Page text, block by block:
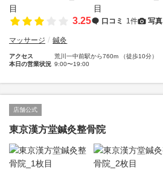
3.25 口コミ 1件 写真
マッサージ 鍼灸
アクセス
荒川一中前駅から760m （徒歩10分）
本日の営業状況 9:00〜19:00
店舗公式
東京漢方堂鍼灸整骨院